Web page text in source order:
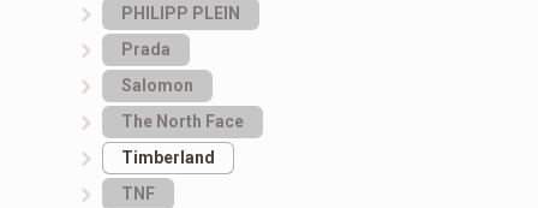
PHILIPP PLEIN
Prada
Salomon
The North Face
Timberland
TNF